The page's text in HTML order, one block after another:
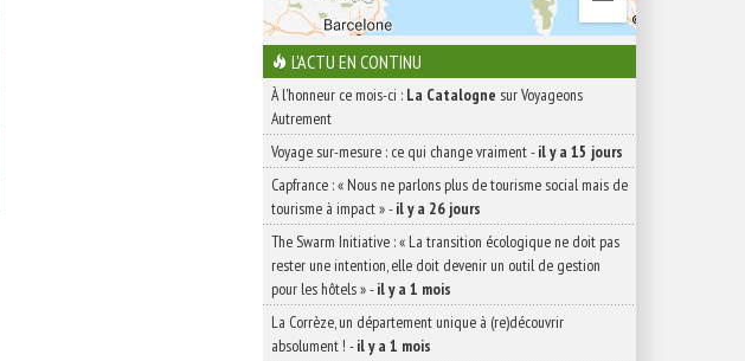
L'ACTU EN CONTINU
À l'honneur ce mois-ci : La Catalogne sur Voyageons
Autrement
Voyage sur-mesure : ce qui change vraiment-il y a 15 jours
Capfrance : « Nous ne parlons plus de tourisme social mais de
tourisme à impact »-il y a 26 jours
The Swarm Initiative : « La transition écologique ne doit pas
rester une intention, elle doit devenir un outil de gestion
pour les hôtels »-il y a 1 mois
La Corrèze, un département unique à (re)découvrir
absolument ! -il y a 1 mois